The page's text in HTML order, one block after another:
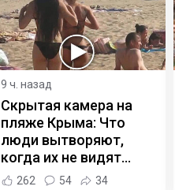
9 ч. назад
Скрытая камера на
пляже Крыма: Что
люди вытворяют,
когда их не видят...
262 54 34